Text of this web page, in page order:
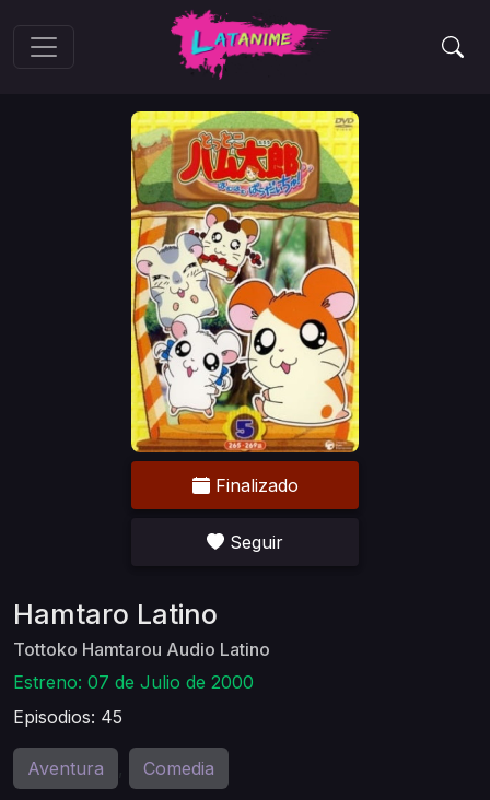
Finalizado
Seguir
Hamtaro Latino
Tottoko Hamtarou Audio Latino
Estreno: 07 de Julio de 2000
Episodios: 45
Aventura Comedia